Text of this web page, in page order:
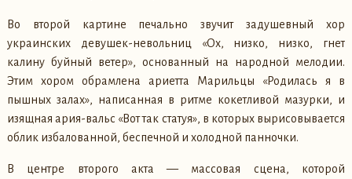
Во второй картине печально звучит задушевный хор
украинских девушек-невольниц «Ох, низко, низко, гнет
калину буйный ветер», основанный на народной мелодии.
Этим хором обрамлена ариетта Марильцы «Родилась я в
пышных залах», написанная в ритме кокетливой мазурки, и
изящная ария-вальс «Вот так статуя», в которых вырисовывается
облик избалованной, беспечной и холодной панночки.
В центре второго акта — массовая сцена, которой